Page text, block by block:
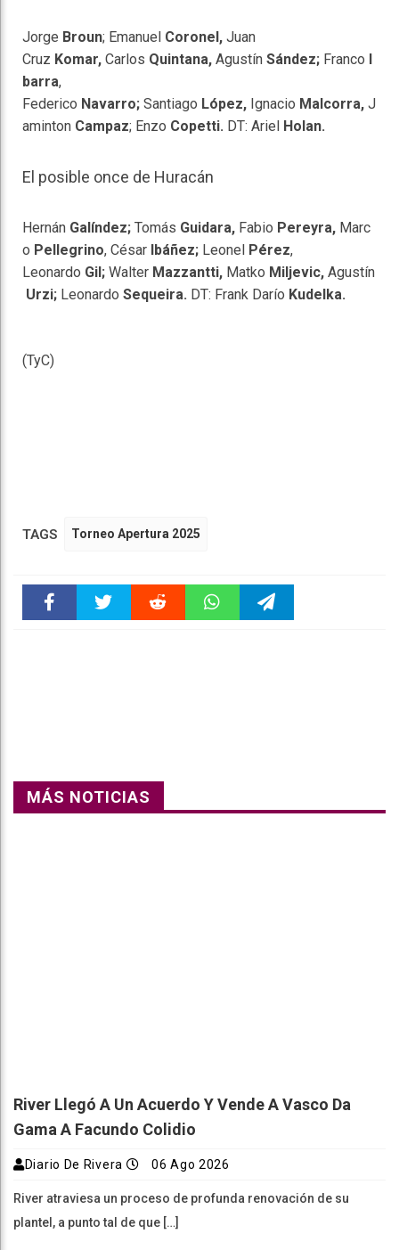
Jorge Broun; Emanuel Coronel, Juan
Cruz Komar, Carlos Quintana, Agustín Sández; Franco I
barra,
Federico Navarro; Santiago López, Ignacio Malcorra, J
aminton Campaz; Enzo Copetti. DT: Ariel Holan.
El posible once de Huracán
Hernán Galíndez; Tomás Guidara, Fabio Pereyra, Marc
o Pellegrino, César Ibáñez; Leonel Pérez,
Leonardo Gil; Walter Mazzantti, Matko Miljevic, Agustín
Urzi; Leonardo Sequeira. DT: Frank Darío Kudelka.
(TyC)
TAGS Torneo Apertura 2025
MÁS NOTICIAS
River Llegó A Un Acuerdo Y Vende A Vasco Da
Gama A Facundo Colidio
Diario De Rivera 06 Ago 2026
River atraviesa un proceso de profunda renovación de su
plantel, a punto tal de que […]